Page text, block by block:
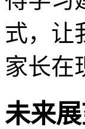
式，让
家长在
未来